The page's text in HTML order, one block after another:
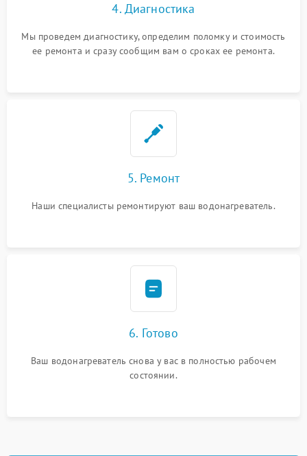
4. Диагностика
Мы проведем диагностику, определим поломку и стоимость
ее ремонта и сразу сообщим вам о сроках ее ремонта.
5. Ремонт
Наши специалисты ремонтируют ваш водонагреватель.
6. Готово
Ваш водонагреватель снова у вас в полностью рабочем
состоянии.